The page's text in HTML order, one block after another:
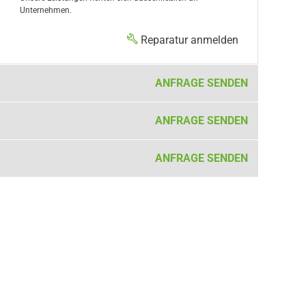
Unternehmen.
Reparatur anmelden
ANFRAGE SENDEN
ANFRAGE SENDEN
ANFRAGE SENDEN